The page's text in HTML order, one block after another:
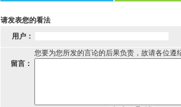
请发表您的看法
用户：
您要为您所发的言论的后果负责，故请各位遵
留言：